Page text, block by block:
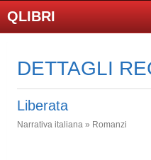
QLIBRI
DETTAGLI
Liberata
Narrativa italiana » Romanzi